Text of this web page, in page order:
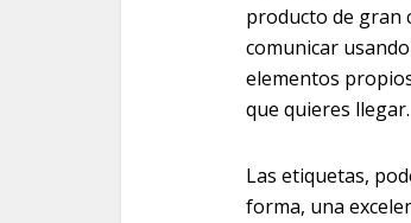
producto de gran
comunicar
elementos
que quieres llegar.
Las etiquetas,
forma, una